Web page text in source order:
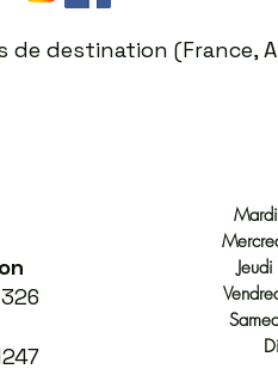
destination (France,